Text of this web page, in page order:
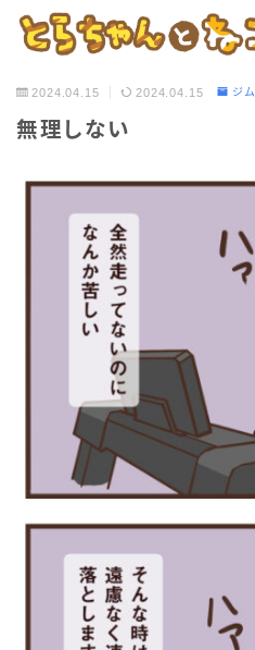
2024.04.15 2024.04.15 ジム
無理しない